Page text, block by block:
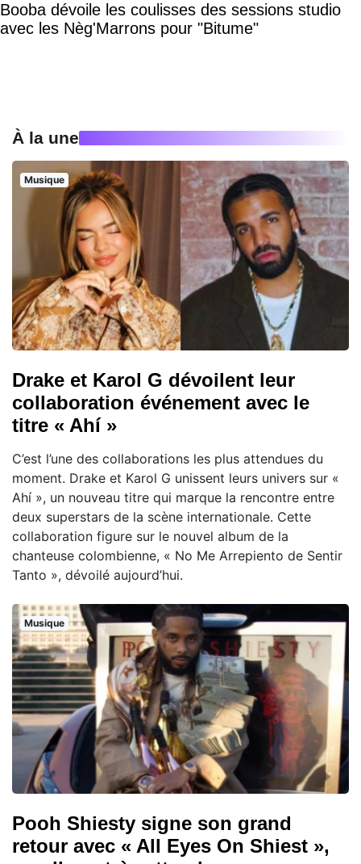
Booba dévoile les coulisses des sessions studio
avec les Nèg'Marrons pour "Bitume"
À la une
Musique
Drake et Karol G dévoilent leur
collaboration événement avec le
titre « Ahí »
C’est l’une des collaborations les plus attendues du
moment. Drake et Karol G unissent leurs univers sur «
Ahí », un nouveau titre qui marque la rencontre entre
deux superstars de la scène internationale. Cette
collaboration figure sur le nouvel album de la
chanteuse colombienne, « No Me Arrepiento de Sentir
Tanto », dévoilé aujourd’hui.
Musique
Pooh Shiesty signe son grand
retour avec « All Eyes On Shiest »,